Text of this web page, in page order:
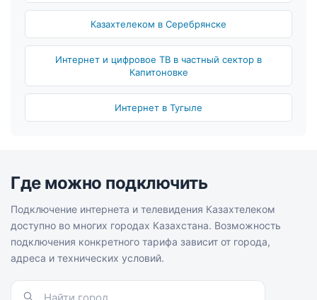
Казахтелеком в Серебрянске
Интернет и цифровое ТВ в частный сектор в
Капитоновке
Интернет в Тугыле
Где можно подключить
Подключение интернета и телевидения Казахтелеком
доступно во многих городах Казахстана. Возможность
подключения конкретного тарифа зависит от города,
адреса и технических условий.